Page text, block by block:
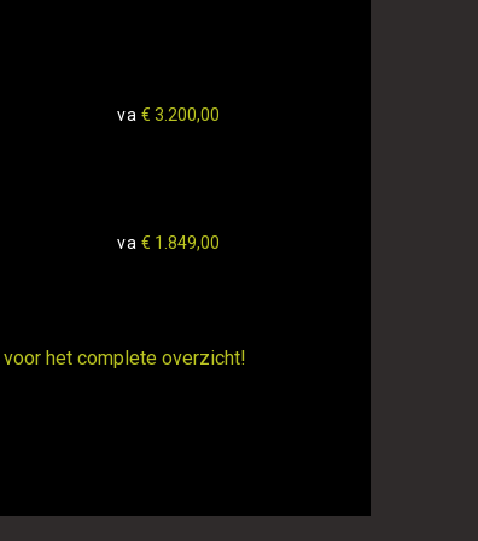
va € 3.200,00
va € 1.849,00
voor het complete overzicht!